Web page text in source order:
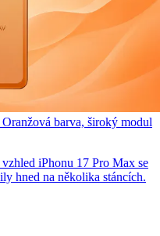
barva, široký modul
iPhonu 17 Pro Max se
hned na několika stáncích.